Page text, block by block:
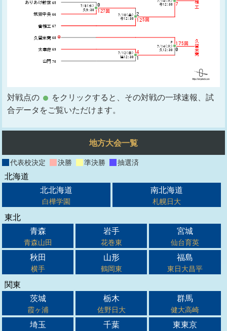
対戦点の
をクリックすると、その対戦の一球速報、試
合データをご覧いただけます。
地方大会一覧
代表校決定 決勝 準決勝 抽選済
北海道
北北海道
白樺学園
南北海道
札幌日大
東北
青森
青森山田
岩手
花巻東
宮城
仙台育英
秋田
横手
山形
鶴岡東
福島
東日大昌平
関東
茨城
霞ヶ浦
栃木
佐野日大
群馬
健大高崎
埼玉 千葉 東東京